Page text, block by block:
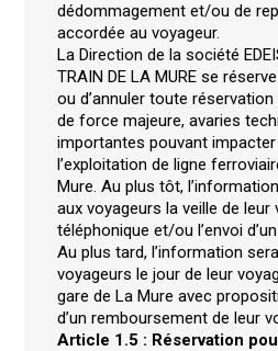
dédommagement et/ou de
accordée au voyageur.
La Direction de la société
TRAIN DE LA MURE se
ou d’annuler toute
de force majeure, avaries
importantes pouvant
l’exploitation de ligne
Mure. Au plus tôt,
aux voyageurs la veille de leur
téléphonique et/ou l’envoi
Au plus tard, l’information
voyageurs le jour de leur
gare de La Mure avec
d’un remboursement de leur
Article 1.5 : Réservation